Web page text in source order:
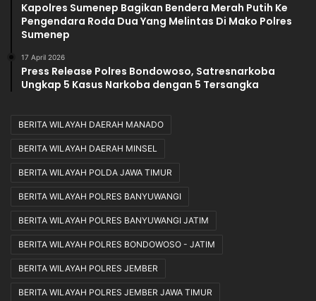
Kapolres Sumenep Bagikan Bendera Merah Putih Ke
Pengendara Roda Dua Yang Melintas Di Mako Polres
Sumenep
17 April 2026
Press Release Polres Bondowoso, Satresnarkoba
Ungkap 5 Kasus Narkoba dengan 5 Tersangka
BERITA WILAYAH DAERAH MANADO
BERITA WILAYAH DAERAH MINSEL
BERITA WILAYAH POLDA JAWA TIMUR
BERITA WILAYAH POLRES BANYUWANGI
BERITA WILAYAH POLRES BANYUWANGI JATIM
BERITA WILAYAH POLRES BONDOWOSO - JATIM
BERITA WILAYAH POLRES JEMBER
BERITA WILAYAH POLRES JEMBER JAWA TIMUR